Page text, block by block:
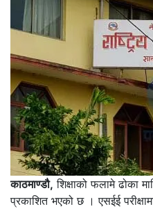
काठमाण्डौ, शिक्षाको फलामे ढोका
प्रकाशित भएको छ । एसईई